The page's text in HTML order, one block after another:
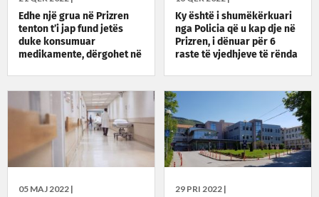
Edhe një grua në Prizren
tenton t’i jap fund jetës
duke konsumuar
medikamente, dërgohet në
Ky është i shumëkërkuari
nga Policia që u kap dje në
Prizren, i dënuar për 6
raste të vjedhjeve të rënda
05 MAJ 2022 | 29 PRI 2022 |